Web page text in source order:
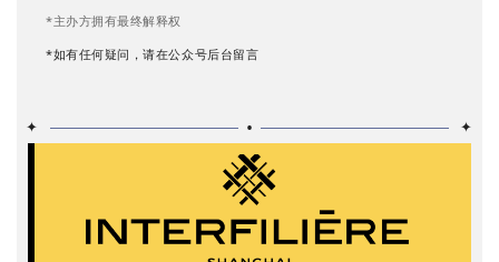
*主办方拥有最终解释权
*如有任何疑问，请在公众号后台留言
✦ • ✦